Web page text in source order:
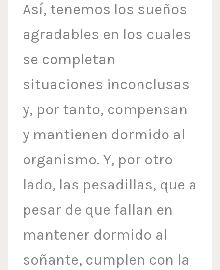
Así, tenemos los sueños
agradables en los cuales
se completan
situaciones inconclusas
y, por tanto, compensan
y mantienen dormido al
organismo. Y, por otro
lado, las pesadillas, que a
pesar de que fallan en
mantener dormido al
soñante, cumplen con la